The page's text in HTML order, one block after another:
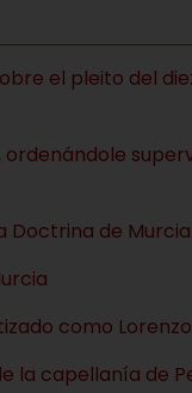
el pleito del
ordenándole
de
como
capellanía de